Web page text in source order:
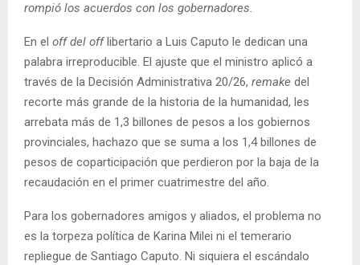
rompió los acuerdos con los gobernadores.
En el off del offlibertario a Luis Caputo le dedican una
palabra irreproducible. El ajuste que el ministro aplicó a
través de la Decisión Administrativa 20/26, remake del
recorte más grande de la historia de la humanidad, les
arrebata más de 1,3 billones de pesos a los gobiernos
provinciales, hachazo que se suma a los 1,4 billones de
pesos de coparticipación que perdieron por la baja de la
recaudación en el primer cuatrimestre del año.
Para los gobernadores amigos y aliados, el problema no
es la torpeza política de Karina Milei ni el temerario
repliegue de Santiago Caputo. Ni siquiera el escándalo